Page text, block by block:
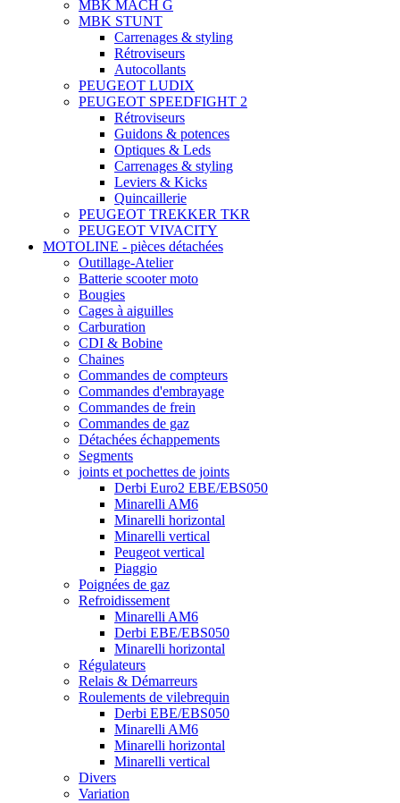
MBK MACH G
MBK STUNT
Carrenages & styling
Rétroviseurs
Autocollants
PEUGEOT LUDIX
PEUGEOT SPEEDFIGHT 2
Rétroviseurs
Guidons & potences
Optiques & Leds
Carrenages & styling
Leviers & Kicks
Quincaillerie
PEUGEOT TREKKER TKR
PEUGEOT VIVACITY
MOTOLINE - pièces détachées
Outillage-Atelier
Batterie scooter moto
Bougies
Cages à aiguilles
Carburation
CDI & Bobine
Chaines
Commandes de compteurs
Commandes d'embrayage
Commandes de frein
Commandes de gaz
Détachées échappements
Segments
joints et pochettes de joints
Derbi Euro2 EBE/EBS050
Minarelli AM6
Minarelli horizontal
Minarelli vertical
Peugeot vertical
Piaggio
Poignées de gaz
Refroidissement
Minarelli AM6
Derbi EBE/EBS050
Minarelli horizontal
Régulateurs
Relais & Démarreurs
Roulements de vilebrequin
Derbi EBE/EBS050
Minarelli AM6
Minarelli horizontal
Minarelli vertical
Divers
Variation